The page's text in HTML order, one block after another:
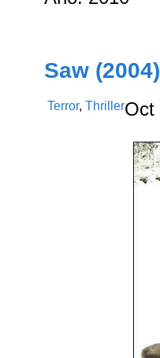
Saw (2004)
Terror,ThrillerOct